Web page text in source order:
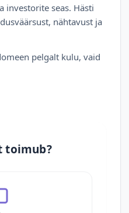
investorite seas. Hästi
nähtavust ja
pelgalt kulu, vaid
toimub?